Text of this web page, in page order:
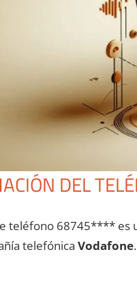
DEL
teléfono 68745**** es
telefónica Vodafone.